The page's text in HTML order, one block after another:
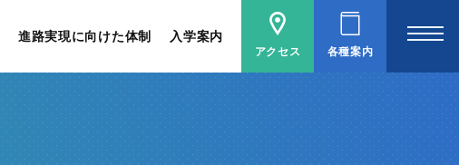
進路実現に向けた体制 入学案内
アクセス 各種案内